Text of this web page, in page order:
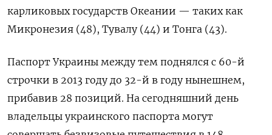
карликовых государств Океании — таких как
Микронезия (48), Тувалу (44) и Тонга (43).
Паспорт Украины между тем поднялся с 60-й
строчки в 2013 году до 32-й в году нынешнем,
прибавив 28 позиций. На сегодняшний день
владельцы украинского паспорта могут